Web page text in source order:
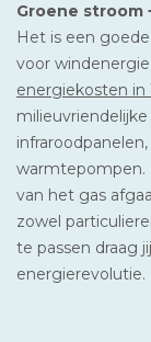
Groene stroom
Het is een
voor
energiekosten in
warmtepompen.
van het gas
zowel
te passen draag
energierevolutie.